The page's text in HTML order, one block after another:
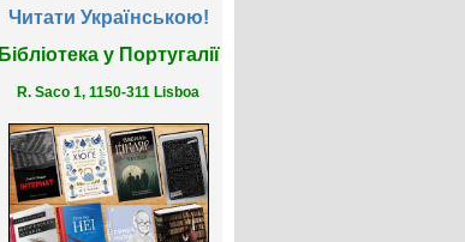
Читати Українською!
Бібліотека у Португалії
R. Saco 1, 1150-311 Lisboa